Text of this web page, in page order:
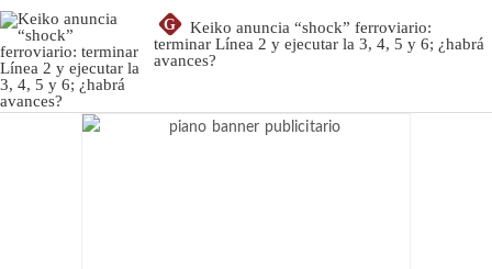
G
Keiko anuncia “shock” ferroviario:
terminar Línea 2 y ejecutar la 3, 4, 5 y 6; ¿habrá
avances?